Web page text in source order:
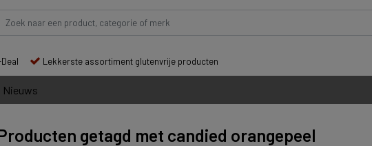
Lekkerste assortiment glutenvrije producten
Nieuws
getagd met candied orangepeel